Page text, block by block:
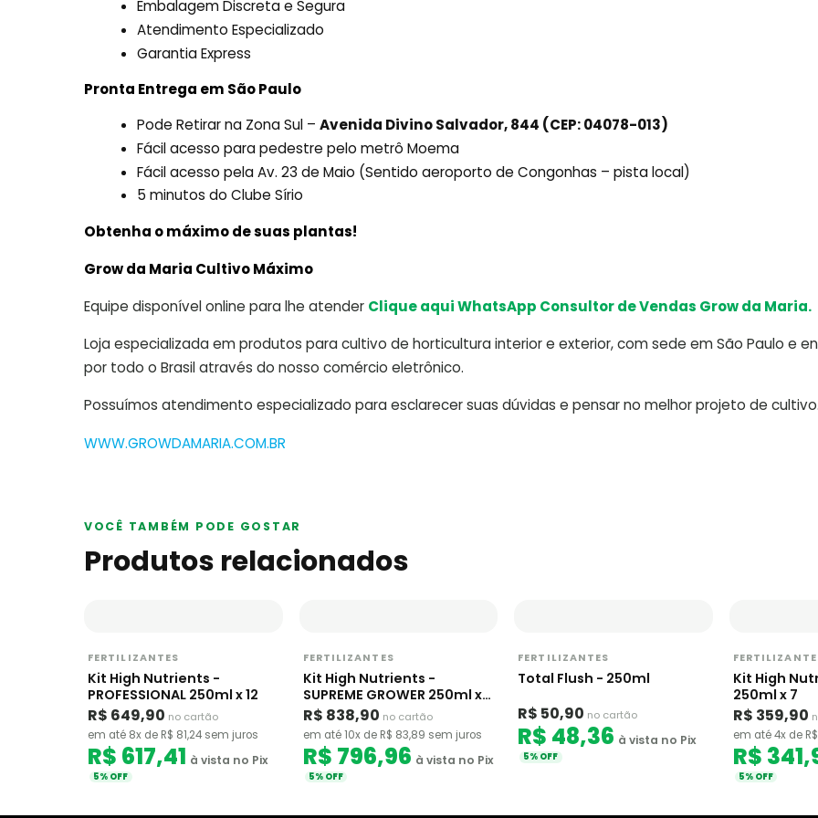
Embalagem Discreta e Segura
Atendimento Especializado
Garantia Express
Pronta Entrega em São Paulo
Pode Retirar na Zona Sul –Avenida Divino Salvador, 844 (CEP: 04078-013)
Fácil acesso para pedestre pelo metrô Moema
Fácil acesso pela Av. 23 de Maio (Sentido aeroporto de Congonhas – pista local)
5 minutos do Clube Sírio
Obtenha o máximo de suas plantas!
Grow da Maria Cultivo Máximo
Equipe disponível online para lhe atender Clique aqui WhatsApp Consultor de Vendas Grow da Maria.
Loja especializada em produtos para cultivo de horticultura interior e exterior, com sede em São Paulo e
por todo o Brasil através do nosso comércio eletrônico.
Possuímos atendimento especializado para esclarecer suas dúvidas e pensar no melhor projeto de cultivo.
WWW.GROWDAMARIA.COM.BR
VOCÊ TAMBÉM PODE GOSTAR
Produtos relacionados
FERTILIZANTES
Kit High Nutrients -
PROFESSIONAL 250ml x 12
R$ 649,90 no cartão
em até 8x de R$ 81,24 sem juros
R$ 617,41 à vista no Pix
5% OFF
FERTILIZANTES
Kit High Nutrients -
SUPREME GROWER 250ml x
16
R$ 838,90 no cartão
em até 10x de R$ 83,89 sem juros
R$ 796,96 à vista no Pix
5% OFF
FERTILIZANTES
Total Flush - 250ml
R$ 50,90 no cartão
R$ 48,36 à vista no Pix
5% OFF
Kit High
250ml x 7
R$ 359,90
em até 4x de
R$
5% OFF